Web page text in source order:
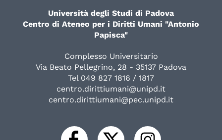
Università degli Studi di Padova
Centro di Ateneo per i Diritti Umani "Antonio
Papisca"
Complesso Universitario
Via Beato Pellegrino, 28 - 35137 Padova
Tel 049 827 1816 / 1817
centro.dirittiumani@unipd.it
centro.dirittiumani@pec.unipd.it